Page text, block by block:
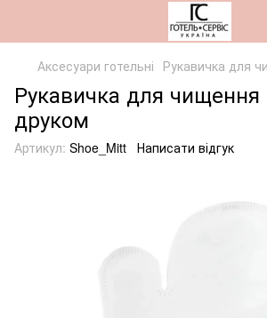
Аксесуари готельні Рукавичка для
Рукавичка для чищення
друком
Артикул: Shoe_Mitt Написати відгук